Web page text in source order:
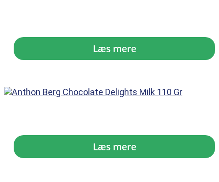
Læs mere
Læs mere